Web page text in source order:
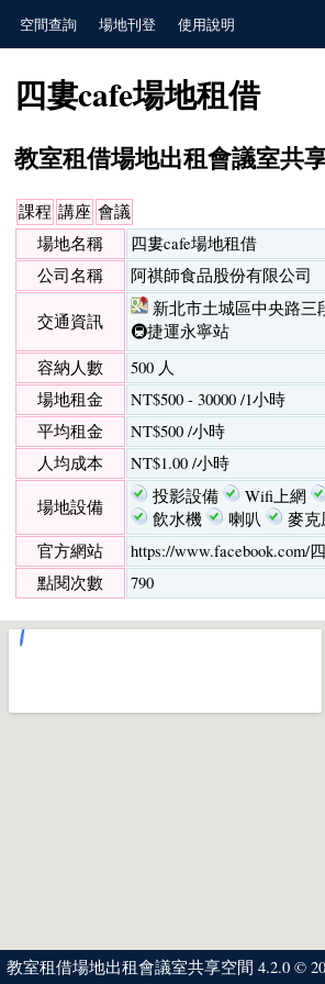
空間查詢 場地刊登 使用說明
四婁cafe場地租借
教室租借場地出租會議室共
課程 講座 會議
場地名稱
四婁cafe場地租借
公司名稱
阿祺師食品股份有限公司
交通資訊
新北市土城區中央路三
🚇捷運永寧站
容納人數
500 人
場地租金
NT$500 - 30000 /1小時
平均租金
NT$500 /小時
人均成本
NT$1.00 /小時
場地設備
投影設備 Wifi上網
飲水機
喇叭
麥克
官方網站
https://www.facebook.com/
點閱次數
790
教室租借場地出租會議室共享空間 4.2.0 ©